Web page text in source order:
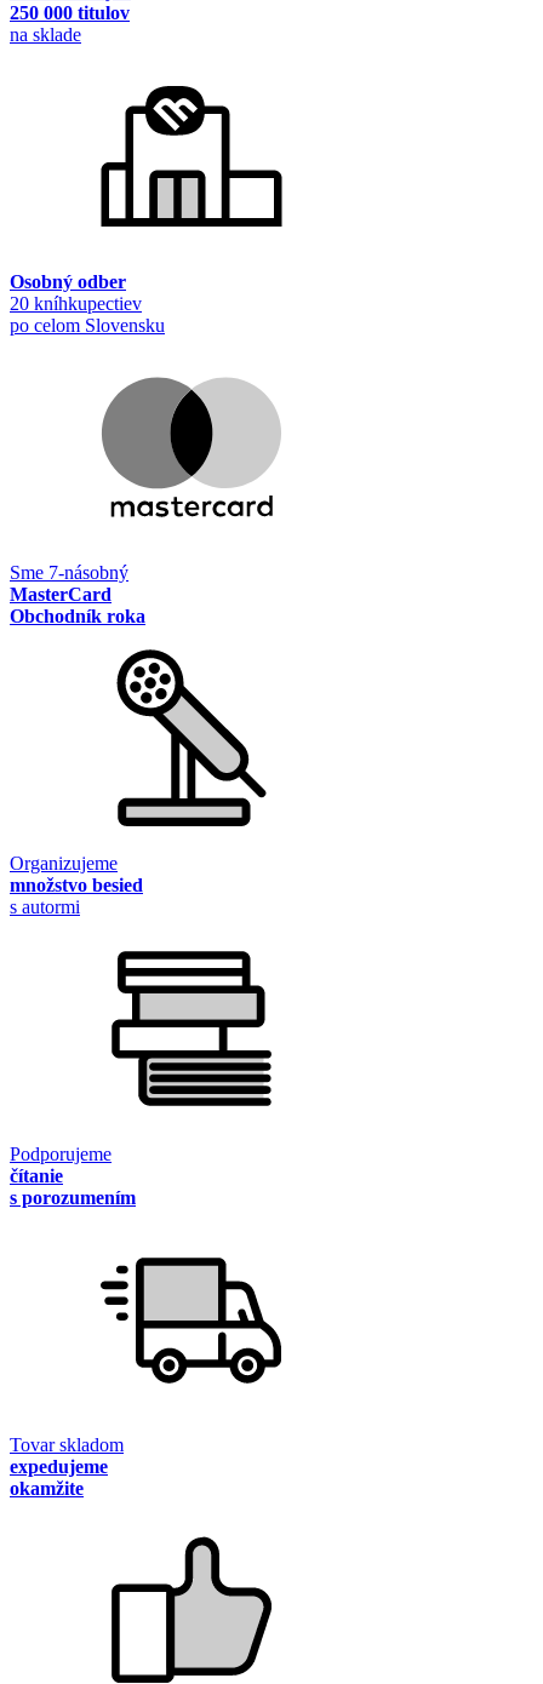
250 000 titulov
na sklade
Osobný odber
20 kníhkupectiev
po celom Slovensku
Sme 7-násobný
MasterCard
Obchodník roka
Organizujeme
množstvo besied
s autormi
Podporujeme
čítanie
s porozumením
Tovar skladom
expedujeme
okamžite